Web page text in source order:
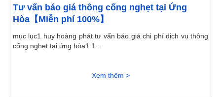
Tư vấn báo giá thông cống nghẹt tại Ứng
Hòa【Miễn phí 100%】
mục lục1 huy hoàng phát tư vấn báo giá chi phí dịch vụ thông
cống nghẹt tại ứng hòa1.1...
Xem thêm >